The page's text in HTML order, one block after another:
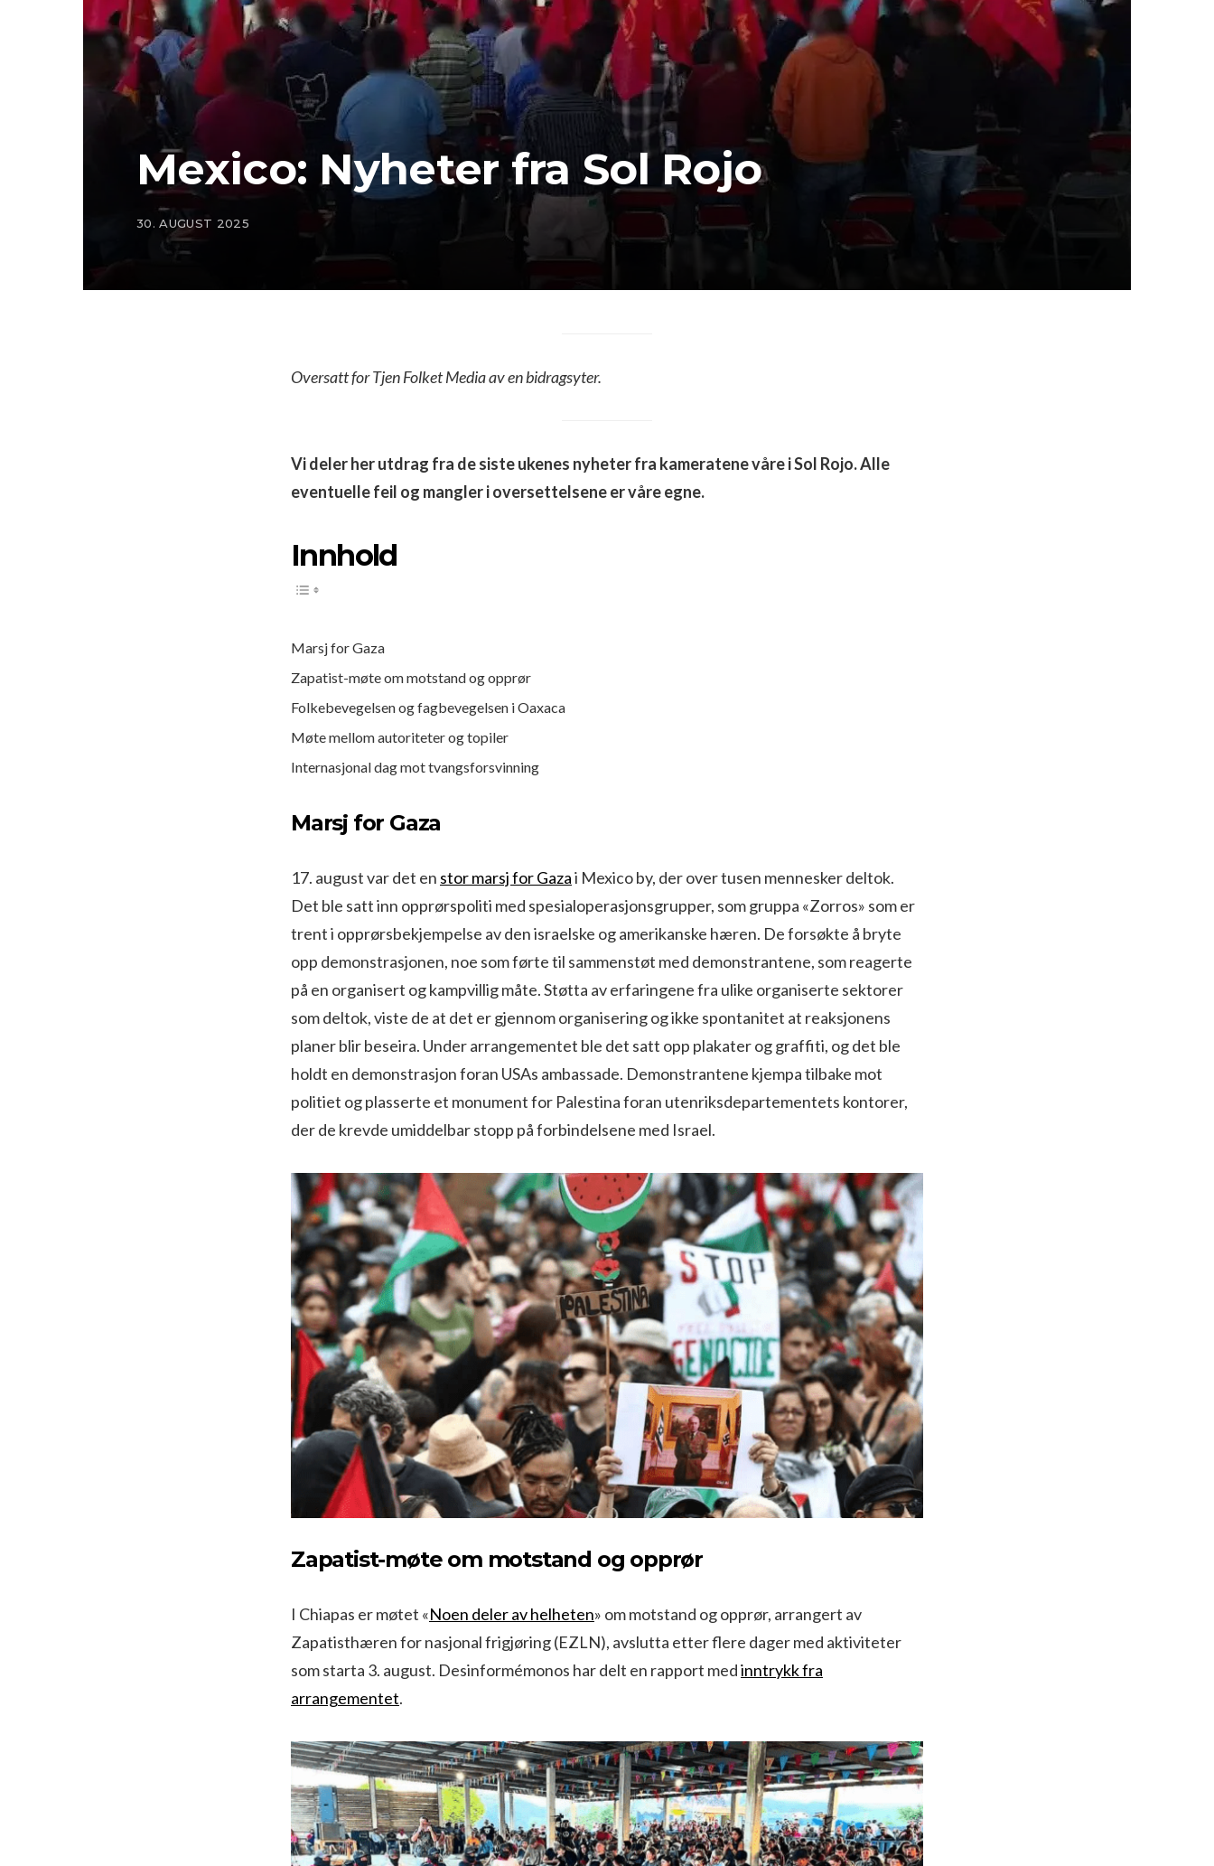
Mexico: Nyheter fra Sol Rojo
30. AUGUST 2025
Oversatt for Tjen Folket Media av en bidragsyter.
Vi deler her utdrag fra de siste ukenes nyheter fra kameratene våre i Sol Rojo. Alle
eventuelle feil og mangler i oversettelsene er våre egne.
Innhold
Marsj for Gaza
Zapatist-møte om motstand og opprør
Folkebevegelsen og fagbevegelsen i Oaxaca
Møte mellom autoriteter og topiler
Internasjonal dag mot tvangsforsvinning
Marsj for Gaza
17. august var det en stor marsj for Gazai Mexico by, der over tusen mennesker deltok.
Det ble satt inn opprørspoliti med spesialoperasjonsgrupper, som gruppa «Zorros» som er
trent i opprørsbekjempelse av den israelske og amerikanske hæren. De forsøkte å bryte
opp demonstrasjonen, noe som førte til sammenstøt med demonstrantene, som reagerte
på en organisert og kampvillig måte. Støtta av erfaringene fra ulike organiserte sektorer
som deltok, viste de at det er gjennom organisering og ikke spontanitet at reaksjonens
planer blir beseira. Under arrangementet ble det satt opp plakater og graffiti, og det ble
holdt en demonstrasjon foran USAs ambassade. Demonstrantene kjempa tilbake mot
politiet og plasserte et monument for Palestina foran utenriksdepartementets kontorer,
der de krevde umiddelbar stopp på forbindelsene med Israel.
Zapatist-møte om motstand og opprør
I Chiapas er møtet «Noen deler av helheten» om motstand og opprør, arrangert av
Zapatisthæren for nasjonal frigjøring (EZLN), avslutta etter flere dager med aktiviteter
som starta 3. august. Desinformémonos har delt en rapport medinntrykk fra
arrangementet.